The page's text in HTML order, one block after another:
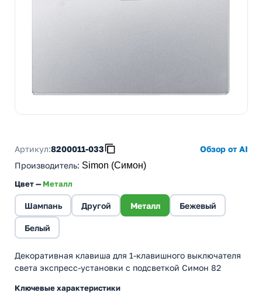
Артикул:8200011-033
Обзор от AI
Производитель: Simon (Симон)
Цвет —Металл
Шампань Другой Металл Бежевый
Белый
Декоративная клавиша для 1-клавишного выключателя
света экспресс-установки с подсветкой Симон 82
Ключевые характеристики